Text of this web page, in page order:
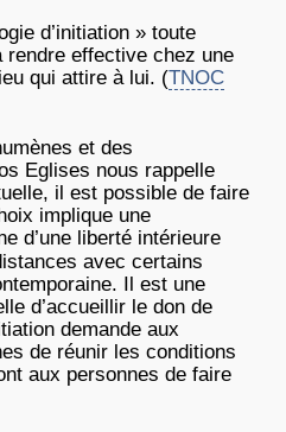
d’initiation » toute
effective chez une
qui attire à lui. (TNOC
et des
Eglises nous rappelle
il est possible de faire
implique une
d’une liberté intérieure
avec certains
Il est une
d’accueillir le don de
demande aux
de réunir les conditions
aux personnes de faire